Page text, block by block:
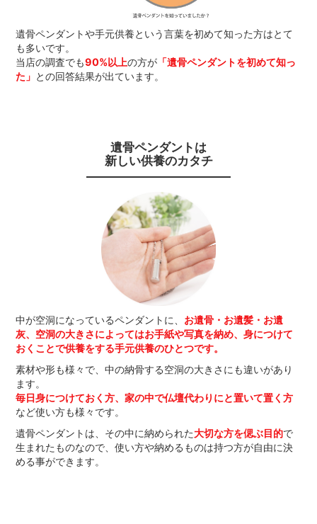
遺骨ペンダントや手元供養という言葉を初めて知った方はとて
も多いです。
当店の調査でも90%以上の方が「遺骨ペンダントを初めて知っ
た」 との回答結果が出ています。
遺骨ペンダントは
新しい供養のカタチ
中が空洞になっているペンダントに、 お遺骨・お遺髪・お遺
灰、空洞の大きさによってはお手紙や写真を納め、身につけて
おくことで供養をする手元供養のひとつです。
素材や形も様々で、中の納骨する空洞の大きさにも違いがあり
ます。
毎日身につけておく方、家の中で仏壇代わりにと置いて置く方
など使い方も様々です。
遺骨ペンダントは、その中に納められた大切な方を偲ぶ目的で
生まれたものなので、使い方や納めるものは持つ方が自由に決
める事ができます。